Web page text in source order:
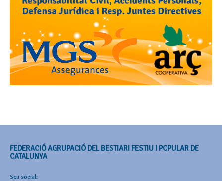
FEDERACIÓ AGRUPACIÓ DEL BESTIARI FESTIU I POPULAR DE
CATALUNYA
Seu social: